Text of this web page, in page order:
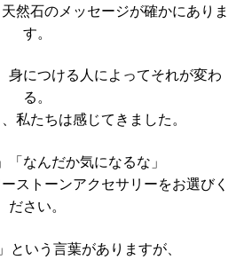
然石のメッセージが確かにありま
す。
身につける人によってそれが変わ
る。
私たちは感じてきました。
「なんだか気になるな」
ストーンアクセサリーをお選びく
ださい。
という言葉がありますが、